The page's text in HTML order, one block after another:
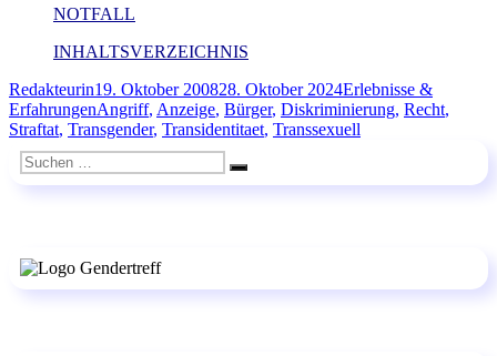
NOTFALL
INHALTSVERZEICHNIS
Autor
RedakteurinVeröffentlicht
am
19. Oktober 200828. Oktober 2024Kategorien
Erlebnisse &
ErfahrungenSchlagwörter
Angriff, Anzeige, Bürger, Diskriminierung, Recht,
Straftat, Transgender, Transidentitaet, Transsexuell
Suchen
nach:
Suchen